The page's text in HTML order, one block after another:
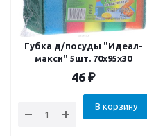
Губка д/посуды "Идеал-
макси" 5шт. 70х95х30
46 ₽
В корзину